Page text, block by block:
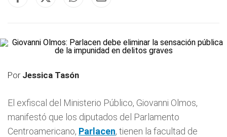
Por Jessica Tasón
El exfiscal del Ministerio Público, Giovanni Olmos,
manifestó que los diputados del Parlamento
Centroamericano, Parlacen, tienen la facultad de